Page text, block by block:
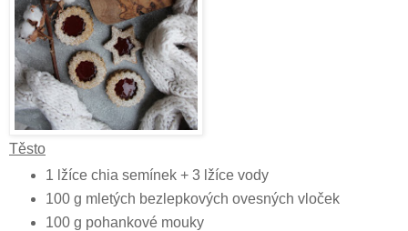
Těsto
1 lžíce chia semínek + 3 lžíce vody
100 g mletých bezlepkových ovesných vloček
100 g pohankové mouky